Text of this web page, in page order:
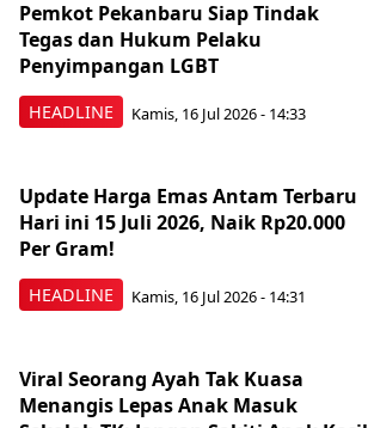
HEADLINE
Pemkot Pekanbaru Siap Tindak
Tegas dan Hukum Pelaku
Penyimpangan LGBT
Kamis, 16 Jul 2026 - 14:33
HEADLINE
Update Harga Emas Antam Terbaru
Hari ini 15 Juli 2026, Naik Rp20.000
Per Gram!
Kamis, 16 Jul 2026 - 14:31
Viral Seorang Ayah Tak Kuasa
Menangis Lepas Anak Masuk